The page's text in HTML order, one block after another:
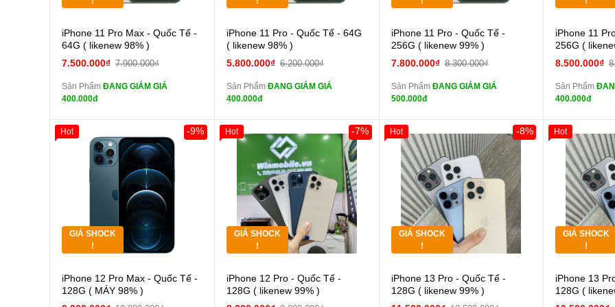
Cường lực 10D full
màn
tai nghe iPhone 6S
Pin dự phòng và
các Phụ Kiện Khác
iPhone 11 Pro Max - Quốc Tế -
64G ( likenew 98% )
7.500.000₫ 7.900.000₫
Sản Phẩm ĐANG GIẢM GIÁ
400.000đ
Cường lực 10D full
màn
tai nghe iPhone 6S
Pin dự phòng và
các Phụ Kiện Khác
iPhone 11 Pro - Quốc Tế - 64G
( likenew 98% )
5.800.000₫ 6.200.000₫
Sản Phẩm ĐANG GIẢM GIÁ
400.000đ
Cường lực 10D full
màn
tai nghe iPhone 6S
Pin dự phòng và
các Phụ Kiện Khác
iPhone 11 Pro - Quốc Tế -
256G ( likenew 99% )
7.800.000₫ 8.300.000₫
Sản Phẩm ĐANG GIẢM GIÁ
500.000đ
màn
các Phụ Kiện
iPhone 11
256G (
8.500.000₫
Sản Phẩm
400.000đ
GIÁ SHOCK
!
Giảm 100.000đ
Khách Hàng
Thân Thiết
Cường lực 10D full
màn
iPhone 12 Pro Max - Quốc Tế -
128G ( MÁY 98% )
-9%
Hot
GIÁ SHOCK
!
Giảm 100.000đ
Khách Hàng
Thân Thiết
Cường lực 10D full
màn
iPhone 12 Pro - Quốc Tế -
128G ( likenew 99% )
-7%
Hot
GIÁ SHOCK
!
Giảm 100.000đ
Khách Hàng
Thân Thiết
Tặng
Tặng
Cường lực 10D full
màn
iPhone 13 Pro - Quốc Tế -
128G ( likenew 99% )
-8%
Hot
GIÁ SHOCK
!
Giảm
Thân Thiết
Tặng
Tặng
màn
iPhone 13
128G (
Hot